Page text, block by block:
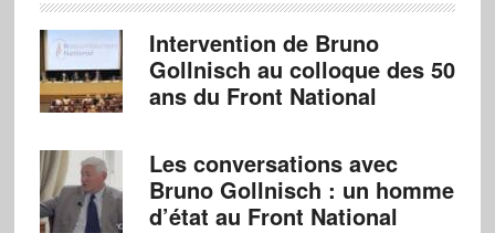
Intervention de Bruno
Gollnisch au colloque des 50
ans du Front National
Les conversations avec
Bruno Gollnisch : un homme
d’état au Front National